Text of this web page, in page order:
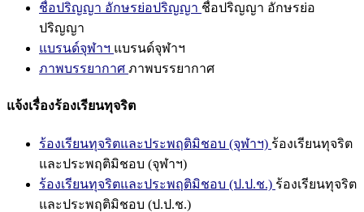
ชื่อปริญญา อักษรย่อปริญญา ชื่อปริญญา อักษรย่อ
ปริญญา
แบรนด์จุฬาฯ แบรนด์จุฬาฯ
ภาพบรรยากาศ ภาพบรรยากาศ
แจ้งเรื่องร้องเรียนทุจริต
ร้องเรียนทุจริตและประพฤติมิชอบ (จุฬาฯ) ร้องเรียนทุจริต
และประพฤติมิชอบ (จุฬาฯ)
ร้องเรียนทุจริตและประพฤติมิชอบ (ป.ป.ช.) ร้องเรียนทุจริต
และประพฤติมิชอบ (ป.ป.ช.)